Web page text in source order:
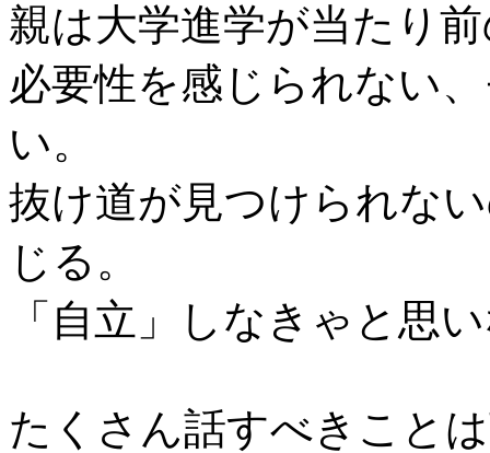
親は大学進学が当たり
必要性を感じられない
い。
抜け道が見つけられな
じる。
「自立」しなきゃと思
たくさん話すべきこと